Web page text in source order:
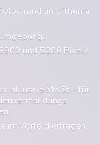
rund ums Thema
und 5200 Pixel /
inklusive MwSt. - für
im Vorfeld erfragen.